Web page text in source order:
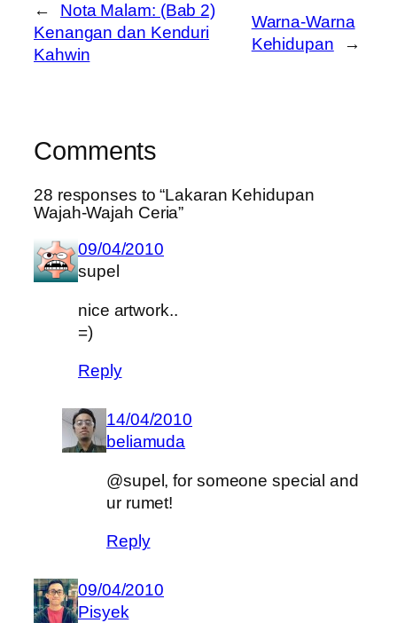
←
Nota Malam: (Bab 2)
Kenangan dan Kenduri
Kahwin
Warna-Warna
Kehidupan
→
Comments
28 responses to “Lakaran Kehidupan
Wajah-Wajah Ceria”
09/04/2010
supel
nice artwork..
=)
Reply
14/04/2010
beliamuda
@supel, for someone special and
ur rumet!
Reply
09/04/2010
Pisyek